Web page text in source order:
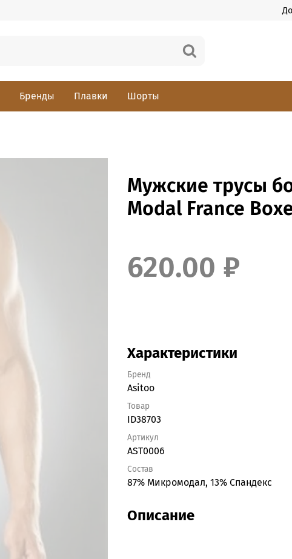
Бренды Плавки Шорты
Мужские трусы
Modal France
620.00 ₽
Характеристики
Бренд
Asitoo
Товар
ID38703
Артикул
AST0006
Состав
87% Микромодал, 13% Спандекс
Описание